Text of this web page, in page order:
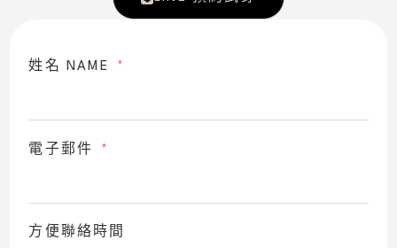
姓名 NAME
電子郵件
方便聯絡時間